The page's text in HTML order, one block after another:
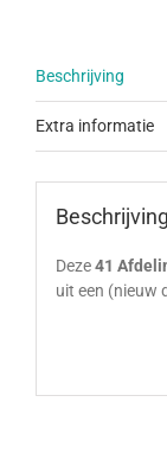
Beschrijving
Extra informatie
Beschrijving
Deze41
uit een (nieuw